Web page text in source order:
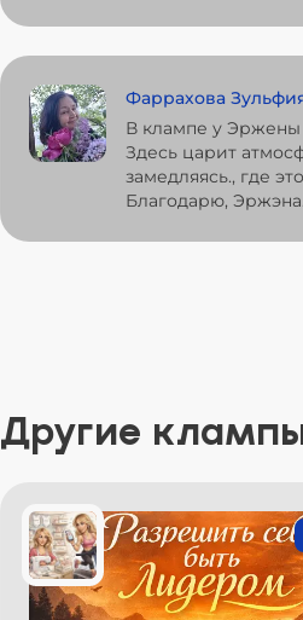
Фаррахова
В клампе у
Здесь царит
замедляясь., где
Благодарю, Эржэна.
Другие